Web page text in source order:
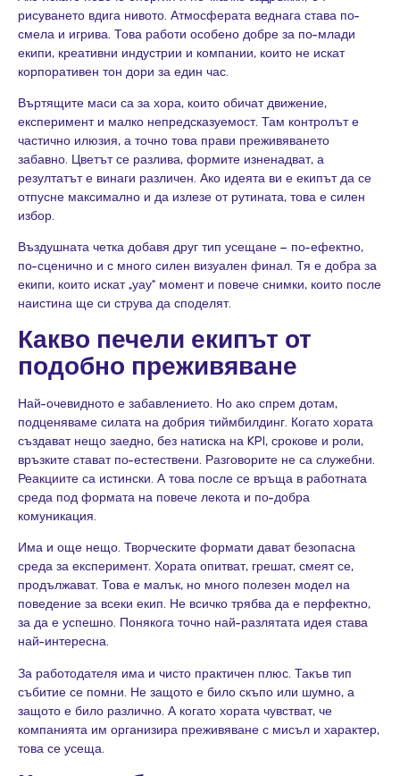
рисуването вдига нивото. Атмосферата веднага става по-
смела и игрива. Това работи особено добре за по-млади
екипи, креативни индустрии и компании, които не искат
корпоративен тон дори за един час.
Въртящите маси са за хора, които обичат движение,
експеримент и малко непредсказуемост. Там контролът е
частично илюзия, а точно това прави преживяването
забавно. Цветът се разлива, формите изненадват, а
резултатът е винаги различен. Ако идеята ви е екипът да се
отпусне максимално и да излезе от рутината, това е силен
избор.
Въздушната четка добавя друг тип усещане – по-ефектно,
по-сценично и с много силен визуален финал. Тя е добра за
екипи, които искат „уау“ момент и повече снимки, които после
наистина ще си струва да споделят.
Какво печели екипът от
подобно преживяване
Най-очевидното е забавлението. Но ако спрем дотам,
подценяваме силата на добрия тиймбилдинг. Когато хората
създават нещо заедно, без натиска на KPI, срокове и роли,
връзките стават по-естествени. Разговорите не са служебни.
Реакциите са истински. А това после се връща в работната
среда под формата на повече лекота и по-добра
комуникация.
Има и още нещо. Творческите формати дават безопасна
среда за експеримент. Хората опитват, грешат, смеят се,
продължават. Това е малък, но много полезен модел на
поведение за всеки екип. Не всичко трябва да е перфектно,
за да е успешно. Понякога точно най-разлятата идея става
най-интересна.
За работодателя има и чисто практичен плюс. Такъв тип
събитие се помни. Не защото е било скъпо или шумно, а
защото е било различно. А когато хората чувстват, че
компанията им организира преживяване с мисъл и характер,
това се усеща.